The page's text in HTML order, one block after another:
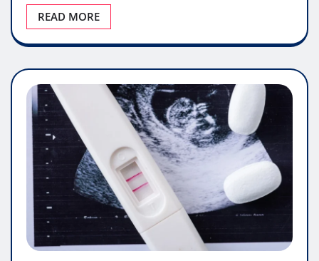
READ MORE